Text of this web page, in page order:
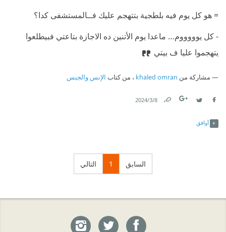
⁠‫= هو كل يوم فيه بلطجية بتتهجم عليك فــالمستشفى كدا؟
⁠‫- كل يوووووم… ماعدا يوم الأتنين ده الاجازة بتاعتي فبيطلعوا
يتهجموا عليا ف بيتي
مشاركة من khaled omran ، من كتاب الإنس والجبس
8‏/3‏/2024
أوافق
السابق 1 التالي